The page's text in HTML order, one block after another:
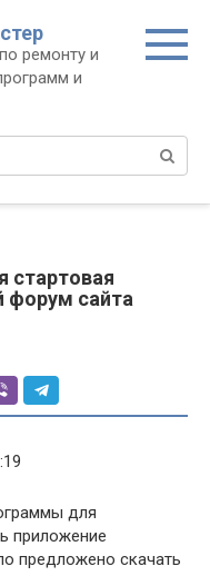
ремонту и
и
стартовая
форум сайта
для
приложение
предложено скачать